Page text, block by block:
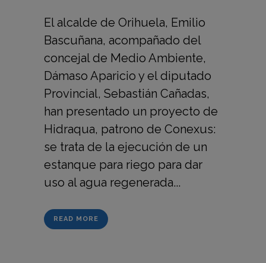
El alcalde de Orihuela, Emilio
Bascuñana, acompañado del
concejal de Medio Ambiente,
Dámaso Aparicio y el diputado
Provincial, Sebastián Cañadas,
han presentado un proyecto de
Hidraqua, patrono de Conexus:
se trata de la ejecución de un
estanque para riego para dar
uso al agua regenerada...
READ MORE